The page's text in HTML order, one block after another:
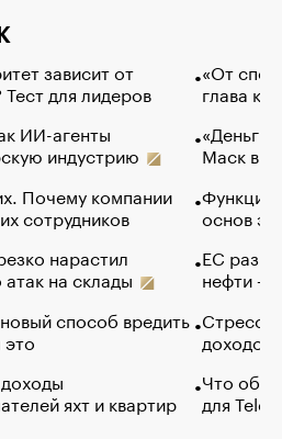
зависит от
для лидеров
ИИ-агенты
индустрию
Почему компании
сотрудников
нарастил
на склады
способ вредить
яхт и квартир
«От
глава
«Деньги
Маск в
Функции
основ
ЕС
нефти —
Стресс
доходов
Что
для